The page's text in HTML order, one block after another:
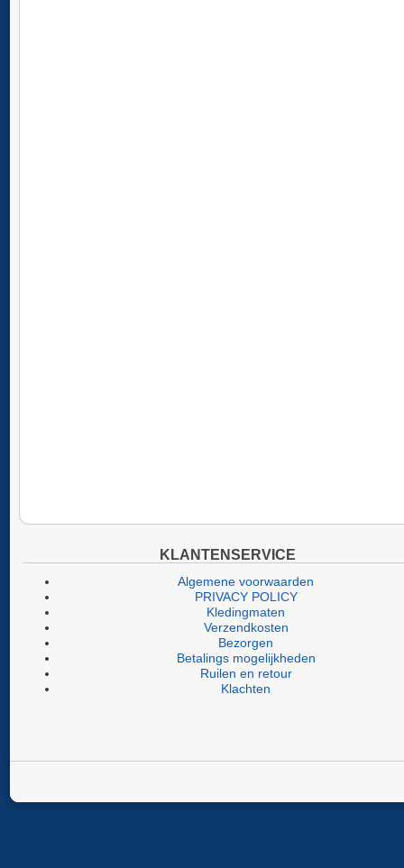
KLANTENSERVICE
Algemene voorwaarden
PRIVACY POLICY
Kledingmaten
Verzendkosten
Bezorgen
Betalings mogelijkheden
Ruilen en retour
Klachten